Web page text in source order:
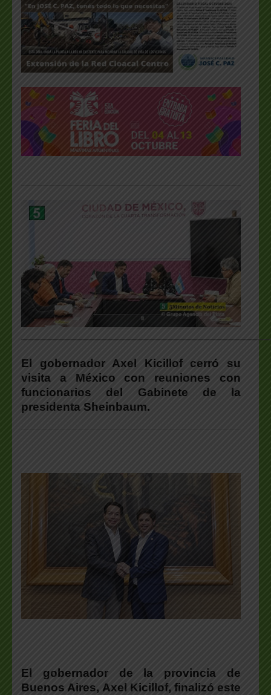
El gobernador Axel Kicillof cerró su
visita a México con reuniones con
funcionarios del Gabinete de la
presidenta Sheinbaum.
El gobernador de la provincia de
Buenos Aires, Axel Kicillof, finalizó este